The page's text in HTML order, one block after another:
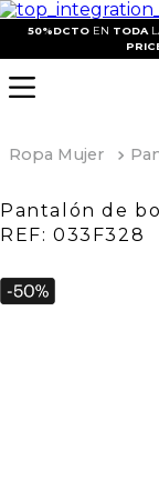
50%DCTO EN TODA
Ropa Mujer
Pantalón de
REF: 033F328